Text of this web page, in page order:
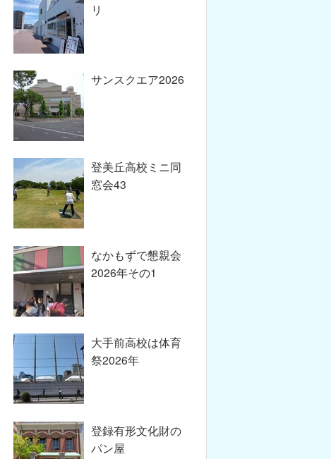
リ
サンスクエア2026
登美丘高校ミニ同
窓会43
なかもずで懇親会
2026年その1
大手前高校は体育
祭2026年
登録有形文化財の
パン屋